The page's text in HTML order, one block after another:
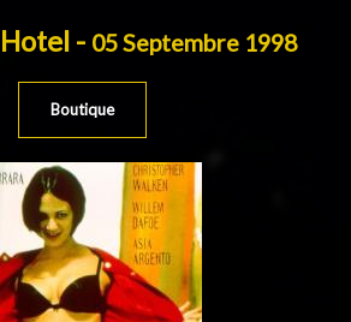
- 05 Septembre 1998
Boutique